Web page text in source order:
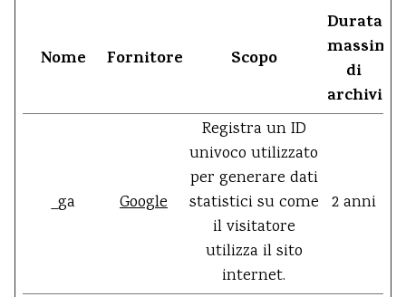
Nome Fornitore Scopo
Durata
massima
di
_ga Google
Registra un ID
univoco utilizzato
per generare dati
statistici su come
il visitatore
utilizza il sito
internet.
2 anni